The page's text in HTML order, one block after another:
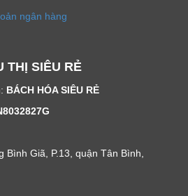
ngân hàng
THỊ SIÊU RẺ
BÁCH HÓA SIÊU RẺ
Giã, P.13, quận Tân Bình,